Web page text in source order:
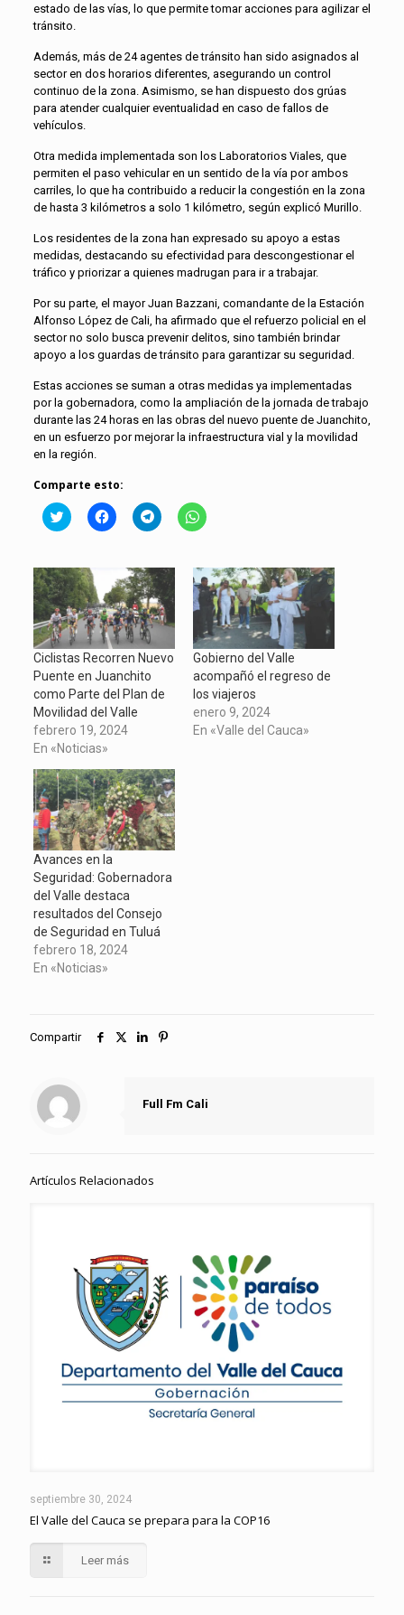
estado de las vías, lo que permite tomar acciones para agilizar el
tránsito.
Además, más de 24 agentes de tránsito han sido asignados al
sector en dos horarios diferentes, asegurando un control
continuo de la zona. Asimismo, se han dispuesto dos grúas
para atender cualquier eventualidad en caso de fallos de
vehículos.
Otra medida implementada son los Laboratorios Viales, que
permiten el paso vehicular en un sentido de la vía por ambos
carriles, lo que ha contribuido a reducir la congestión en la zona
de hasta 3 kilómetros a solo 1 kilómetro, según explicó Murillo.
Los residentes de la zona han expresado su apoyo a estas
medidas, destacando su efectividad para descongestionar el
tráfico y priorizar a quienes madrugan para ir a trabajar.
Por su parte, el mayor Juan Bazzani, comandante de la Estación
Alfonso López de Cali, ha afirmado que el refuerzo policial en el
sector no solo busca prevenir delitos, sino también brindar
apoyo a los guardas de tránsito para garantizar su seguridad.
Estas acciones se suman a otras medidas ya implementadas
por la gobernadora, como la ampliación de la jornada de trabajo
durante las 24 horas en las obras del nuevo puente de Juanchito,
en un esfuerzo por mejorar la infraestructura vial y la movilidad
en la región.
Comparte esto:
Click
to
(Se
abre
en
una
ventana
nueva)
Haz
clic
Facebook
(Se
abre
en
una
ventana
nueva)
Haz
clic
Telegram
(Se
abre
en
una
ventana
Haz
clic
WhatsApp
(Se
abre
en
una
ventana
nueva)
Ciclistas Recorren Nuevo
Puente en Juanchito
como Parte del Plan de
Movilidad del Valle
febrero 19, 2024
En «Noticias»
Gobierno del Valle
acompañó el regreso de
los viajeros
enero 9, 2024
En «Valle del Cauca»
Avances en la
Seguridad: Gobernadora
del Valle destaca
resultados del Consejo
de Seguridad en Tuluá
febrero 18, 2024
En «Noticias»
Compartir
Full Fm Cali
Artículos Relacionados
septiembre 30, 2024
El Valle del Cauca se prepara para la COP16
Leer más